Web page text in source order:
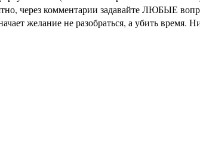
через комментарии задавайте ЛЮБЫЕ
желание не разобраться, а убить время.